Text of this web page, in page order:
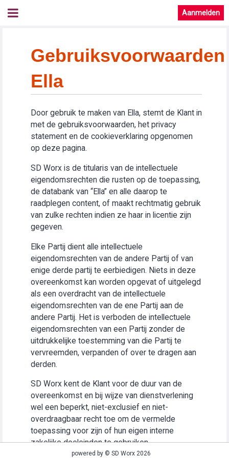
Aanmelden
Gebruiksvoorwaarden
Ella
Door gebruik te maken van Ella, stemt de Klant in
met de gebruiksvoorwaarden, het privacy
statement en de cookieverklaring opgenomen
op deze pagina.
SD Worx is de titularis van de intellectuele
eigendomsrechten die rusten op de toepassing,
de databank van “Ella” en alle daarop te
raadplegen content, of maakt rechtmatig gebruik
van zulke rechten indien ze haar in licentie zijn
gegeven.
Elke Partij dient alle intellectuele
eigendomsrechten van de andere Partij of van
enige derde partij te eerbiedigen. Niets in deze
overeenkomst kan worden opgevat of uitgelegd
als een overdracht van de intellectuele
eigendomsrechten van de ene Partij aan de
andere Partij. Het is verboden de intellectuele
eigendomsrechten van een Partij zonder de
uitdrukkelijke toestemming van die Partij te
vervreemden, verpanden of over te dragen aan
derden.
SD Worx kent de Klant voor de duur van de
overeenkomst en bij wijze van dienstverlening
wel een beperkt, niet-exclusief en niet-
overdraagbaar recht toe om de vermelde
toepassing voor zijn of hun eigen interne
zakelijke doeleinden te gebruiken
(“Gebruiksrecht”).powered by © SD Worx 2026